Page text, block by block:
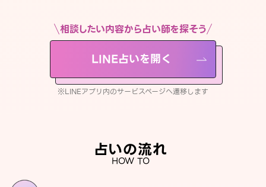
相談したい内容から占い師を探そう
LINE占いを開く
※LINEアプリ内のサービスページへ遷移します
占いの流れ
HOW TO